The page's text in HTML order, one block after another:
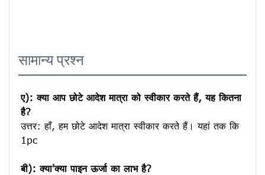
सामान्य प्रश्न
ए): क्या आप छोटे आदेश मात्रा को स्वीकार करते हैं, यह कितना
है?
उत्तर: हाँ, हम छोटे आदेश मात्रा स्वीकार करते हैं। यहां तक ​​कि
1pc
बी): क्या'क्या पाइन ऊर्जा का लाभ है?